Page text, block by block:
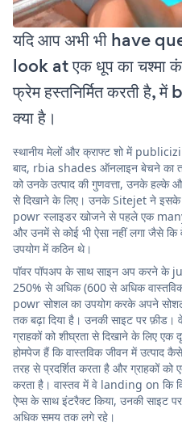
यदि आप अभी भी have
look at एक धूप का चश्मा
फ्रेम हस्तनिर्मित करती
क्या है।
स्थानीय मेलों और क्राफ्ट शो में
बाद, rbia shades ऑनलाइन बेचने का
को उनके उत्पाद की गुणवत्ता, उनके हल्के
से दिखाने के लिए। उनके Sitejet ने इसके
powr स्लाइडर खोजने से पहले एक
और उनमें से कोई भी ऐसा नहीं लगा जैसे
उपयोग में कठिन थे।
पॉवर पॉपअप के साथ साइन अप करने के
250% से अधिक (600 से अधिक
powr सोशल का उपयोग करके अपने
तक बढ़ा दिया है। उनकी साइट पर
ग्राहकों को शीघ्रता से दिखाने के लिए
होमपेज हैं कि वास्तविक जीवन में उत्पाद
तरह से प्रदर्शित करता है और ग्राहकों
करता है। वास्तव में वे landing on कि
ऐप्स के साथ इंटरैक्ट किया, उनकी साइट
अधिक समय तक लगे रहे।